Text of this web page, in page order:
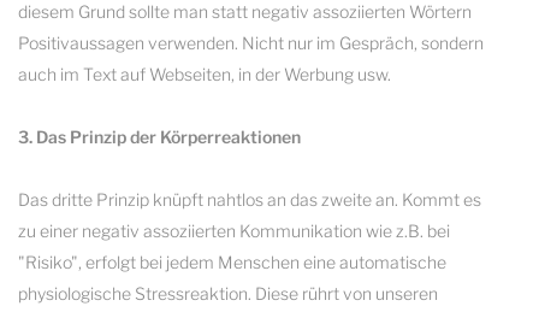
diesem Grund sollte man statt negativ assoziierten Wörtern
Positivaussagen verwenden. Nicht nur im Gespräch, sondern
auch im Text auf Webseiten, in der Werbung usw.
3. Das Prinzip der Körperreaktionen
Das dritte Prinzip knüpft nahtlos an das zweite an. Kommt es
zu einer negativ assoziierten Kommunikation wie z.B. bei
"Risiko", erfolgt bei jedem Menschen eine automatische
physiologische Stressreaktion. Diese rührt von unseren